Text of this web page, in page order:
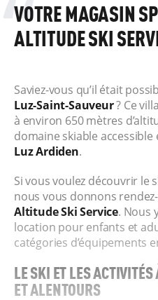
VOTRE MAGASIN
ALTITUDE SKI
Saviez-vous qu’il était
Luz-Saint-Sauveur? Ce
à environ 650 mètres
domaine skiable
Luz Ardiden.
Si vous voulez découvrir le
nous vous donnons
Altitude Ski Service. Nous
location pour enfants et
catégories d’équipements
LE SKI ET LES ACTIVITÉS
ET ALENTOURS